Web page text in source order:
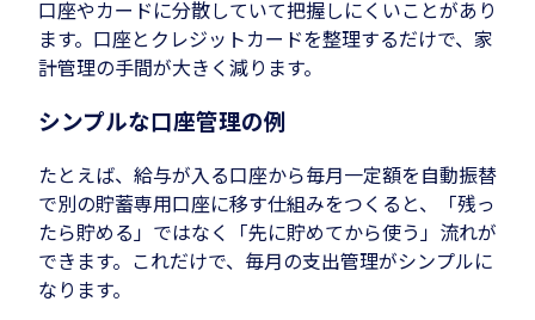
口座やカードに分散していて把握しにくいことがあり
ます。口座とクレジットカードを整理するだけで、家
計管理の手間が大きく減ります。
シンプルな口座管理の例
たとえば、給与が入る口座から毎月一定額を自動振替
で別の貯蓄専用口座に移す仕組みをつくると、「残っ
たら貯める」ではなく「先に貯めてから使う」流れが
できます。これだけで、毎月の支出管理がシンプルに
なります。